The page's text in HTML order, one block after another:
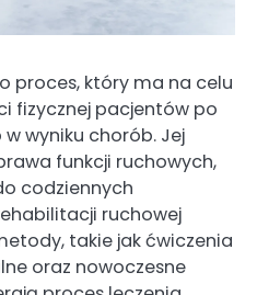
proces, który ma na celu
fizycznej pacjentów po
wyniku chorób. Jej
funkcji ruchowych,
codziennych
ruchowej
takie jak ćwiczenia
oraz nowoczesne